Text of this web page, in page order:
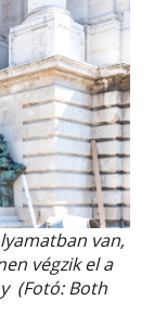
van,
végzik el a
(Fotó: Both